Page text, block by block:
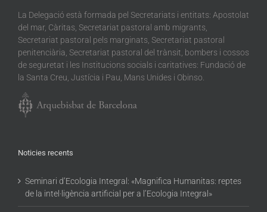
La Delegació està formada pel Secretariats i entitats: Apostolat
del mar, Càritas, Secretariat pastoral amb migrants,
Secretariat pastoral pels marginats, Secretariat pastoral
penitenciària, Secretariat pastoral del trànsit, bombers i cossos
de seguretat i les Institucions socials i caritatives: Fundació de
la Santa Creu, Justícia i Pau, Mans Unides i Obinso.
Noticies recents
Seminari d’Ecologia Integral: «Magnifica Humanitas: reptes
de la intel·ligència artificial per a l’Ecologia Integral»